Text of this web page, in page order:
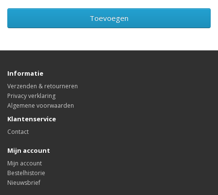
Toevoegen
Informatie
Verzenden & retourneren
Privacy verklaring
Algemene voorwaarden
Klantenservice
Contact
Mijn account
Mijn account
Bestelhistorie
Nieuwsbrief